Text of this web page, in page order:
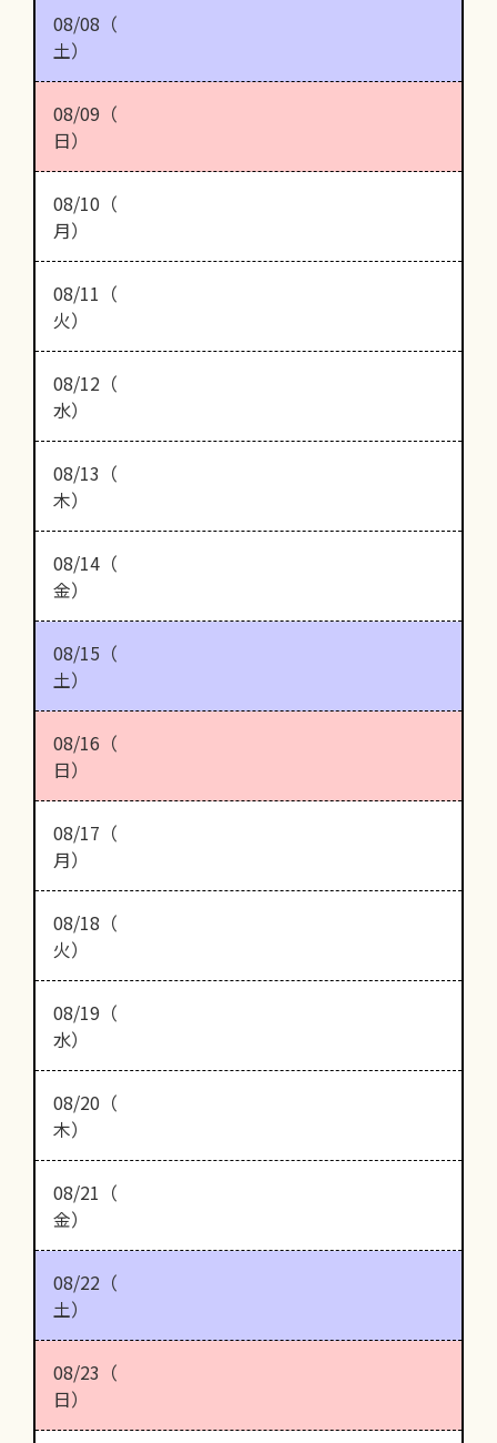
08/08（
土）
08/09（
日）
08/10（
月）
08/11（
火）
08/12（
水）
08/13（
木）
08/14（
金）
08/15（
土）
08/16（
日）
08/17（
月）
08/18（
火）
08/19（
水）
08/20（
木）
08/21（
金）
08/22（
土）
08/23（
日）